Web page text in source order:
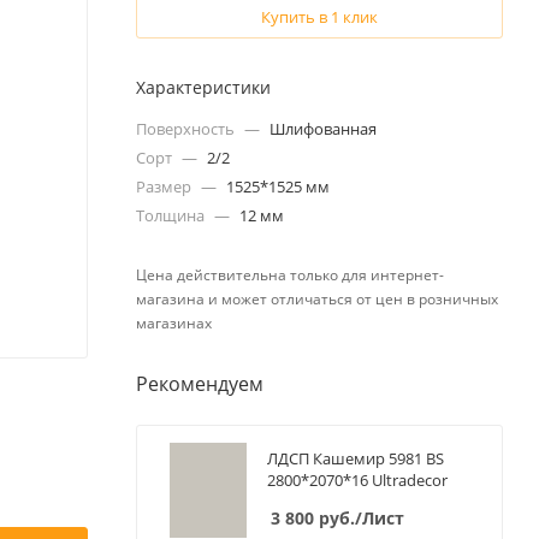
Купить в 1 клик
Характеристики
Поверхность — Шлифованная
Сорт — 2/2
Размер — 1525*1525 мм
Толщина — 12 мм
Цена действительна только для интернет-
магазина и может отличаться от цен в розничных
магазинах
Рекомендуем
ЛДСП Кашемир 5981 BS
2800*2070*16 Ultradecor
3 800 руб./Лист